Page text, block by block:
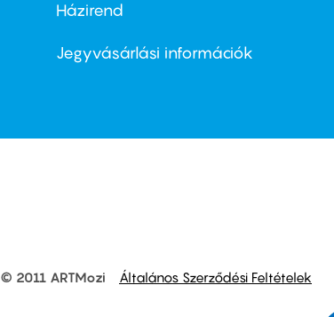
Footer
menu
Házirend
Jegyvásárlási információk
© 2011 ARTMozi Általános Szerződési Feltételek